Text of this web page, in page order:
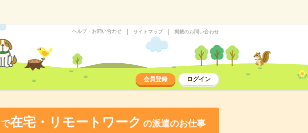
ヘルプ・お問い合わせ サイトマップ 掲載のお問い合わせ
会員登録 ログイン
で在宅・リモートワーク の派遣のお仕事